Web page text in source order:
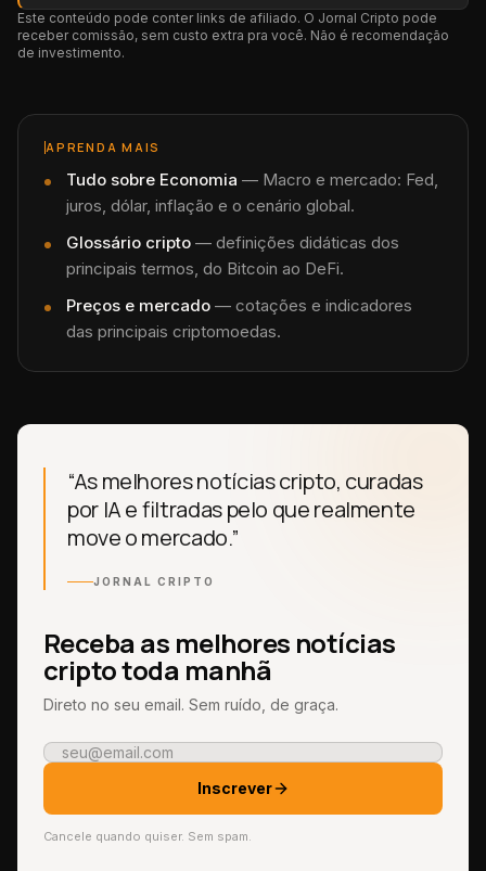
Este conteúdo pode conter links de afiliado. O Jornal Cripto pode
receber comissão, sem custo extra pra você. Não é recomendação
de investimento.
APRENDA MAIS
Tudo sobre Economia — Macro e mercado: Fed,
juros, dólar, inflação e o cenário global.
Glossário cripto — definições didáticas dos
principais termos, do Bitcoin ao DeFi.
Preços e mercado — cotações e indicadores
das principais criptomoedas.
“As melhores notícias cripto, curadas
por IA e filtradas pelo que realmente
move o mercado.”
JORNAL CRIPTO
Receba as melhores notícias
cripto toda manhã
Direto no seu email. Sem ruído, de graça.
Inscrever
Cancele quando quiser. Sem spam.